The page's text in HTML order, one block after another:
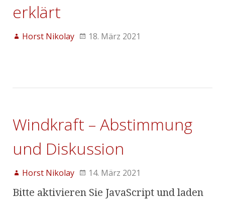
erklärt
Horst Nikolay 18. März 2021
Windkraft – Abstimmung
und Diskussion
Horst Nikolay 14. März 2021
Bitte aktivieren Sie JavaScript und laden